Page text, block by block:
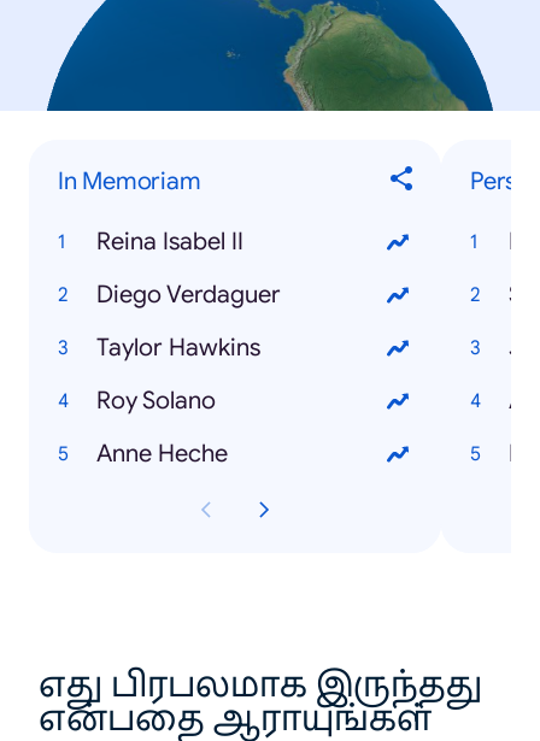
In Memoriam
Reina Isabel II
Diego Verdaguer
Taylor Hawkins
Roy Solano
Anne Heche
எது பிரபலமாக இருந்தது
என்பதை ஆராயுங்கள்